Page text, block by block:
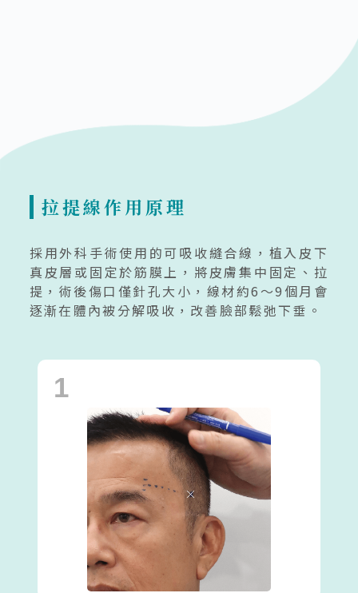
拉提線作用原理
採用外科手術使用的可吸收縫合線，植入皮下
真皮層或固定於筋膜上，將皮膚集中固定、拉
提，術後傷口僅針孔大小，線材約6～9個月會
逐漸在體內被分解吸收，改善臉部鬆弛下垂。
1